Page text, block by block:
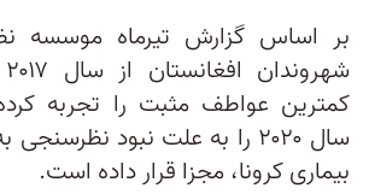
بر اساس گزارش تیرماه موسسه
کمترین عواطف مثبت را تجربه
سال ۲۰۲۰ را به علت نبود
بیماری کرونا، مجزا قرار داده است.